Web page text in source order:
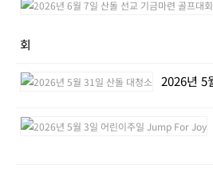
회
2026년 5